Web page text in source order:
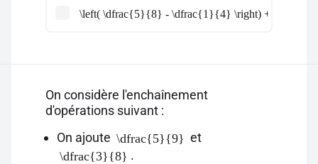
\left( \dfrac{5}{8} - \dfrac{1}{4} \right) + 3 \times
On considère l'enchaînement
d'opérations suivant :
On ajoute \dfrac{5}{9} et
\dfrac{3}{8} .